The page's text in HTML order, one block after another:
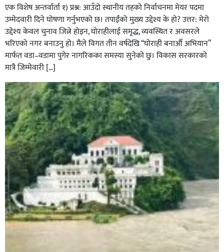
भिक्षा मागेर कारमा घुम्ने बाबाहरूलाई दाङ प्रहरीले पक्राउ,भारत
फर्कने सर्तमा रिहा,
एक विशेष अन्तर्वार्ता १) प्रश्न: आउँदो स्थानीय तहको निर्वाचनमा मेयर पदमा
उम्मेदवारी दिने घोषणा गर्नुभएको छ। तपाईंको मुख्य उद्देश्य के हो? उत्तर: मेरो
उद्देश्य केवल चुनाव जित्ने होइन, घोराहीलाई समृद्ध, व्यवस्थित र अवसरले
भरिएको नगर बनाउनु हो। मैले विगत तीन वर्षदेखि “घोराही बनाऔँ अभियान”
मार्फत वडा–वडामा पुगेर नागरिकका समस्या सुनेको छु। विकास सरकारको
मात्रै जिम्मेवारी […]